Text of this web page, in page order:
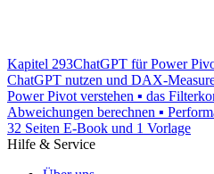
Kapitel 293ChatGPT für Power
ChatGPT nutzen und DAX-
Power Pivot verstehen ▪ das
Abweichungen berechnen ▪
32 Seiten E-Book und 1 Vorlage
Hilfe & Service